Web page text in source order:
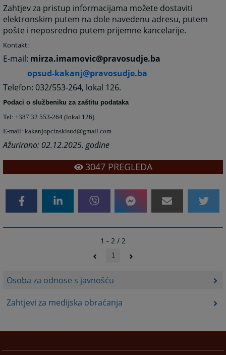
Osoba za odnose s javnošću
Zahtjevi za medijska obraćanja
Zahtjev za pristup informacijama možete dostaviti
elektronskim putem na dole navedenu adresu, putem
pošte i neposredno putem prijemne kancelarije.
Kontakt:
E-mail: mirza.imamovic@pravosudje.ba
opsud-kakanj@pravosudje.ba
Telefon: 032/553-264, lokal 126.
Podaci o službeniku za zaštitu podataka
Tel: +387 32 553-264 (lokal 126)
E-mail: kakanjopcinskisud@gmail.com
Ažurirano: 02.12.2025. godine
3047PREGLEDA
1 - 2 / 2
1